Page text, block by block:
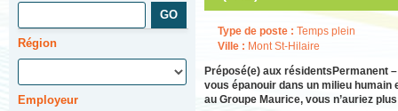
Région
Employeur
Type de poste : Temps plein
Ville : Mont St-Hilaire
Préposé(e) aux résidentsPermanent
vous épanouir dans un milieu humain
au Groupe Maurice, vous n’auriez